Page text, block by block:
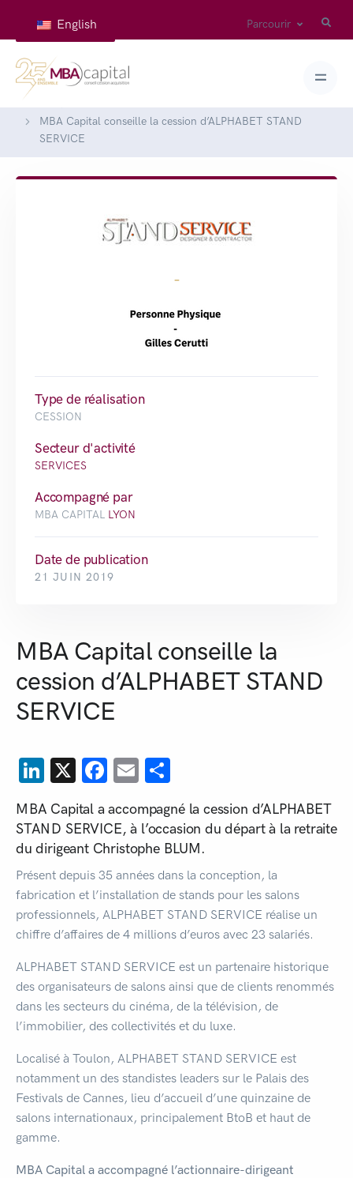
English Parcourir
MBA Capital conseille la cession d’ALPHABET STAND
SERVICE
-
Type de réalisation
CESSION
Secteur d'activité
SERVICES
Accompagné par
MBA CAPITAL LYON
Date de publication
21 JUIN 2019
MBA Capital conseille la
cession d’ALPHABET STAND
SERVICE
LinkedIn
X Facebook
Email
MBA Capital a accompagné la cession d’ALPHABET
STAND SERVICE, à l’occasion du départ à la retraite
du dirigeant Christophe BLUM.
Présent depuis 35 années dans la conception, la
fabrication et l’installation de stands pour les salons
professionnels, ALPHABET STAND SERVICE réalise un
chiffre d’affaires de 4 millions d’euros avec 23 salariés.
ALPHABET STAND SERVICE est un partenaire historique
des organisateurs de salons ainsi que de clients renommés
dans les secteurs du cinéma, de la télévision, de
l’immobilier, des collectivités et du luxe.
Localisé à Toulon, ALPHABET STAND SERVICE est
notamment un des standistes leaders sur le Palais des
Festivals de Cannes, lieu d’accueil d’une quinzaine de
salons internationaux, principalement BtoB et haut de
gamme.
MBA Capital a accompagné l’actionnaire-dirigeant